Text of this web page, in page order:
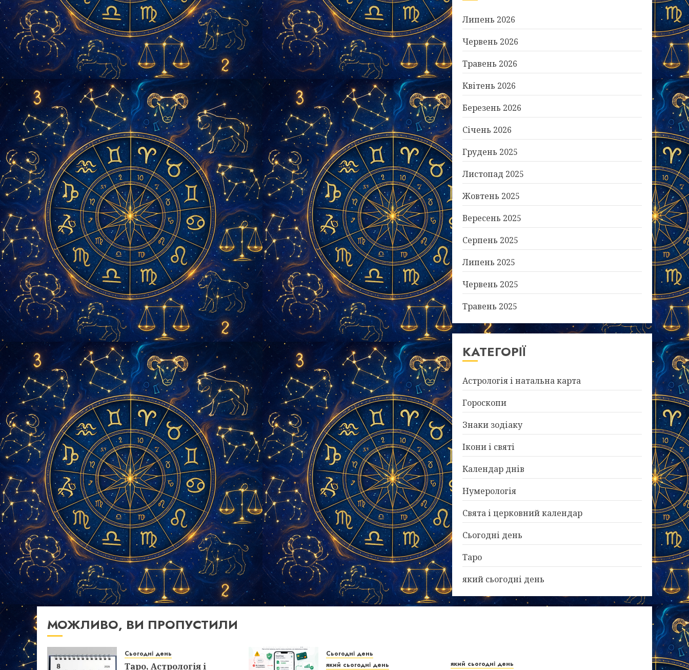
Липень 2026
Червень 2026
Травень 2026
Квітень 2026
Березень 2026
Січень 2026
Грудень 2025
Листопад 2025
Жовтень 2025
Вересень 2025
Серпень 2025
Липень 2025
Червень 2025
Травень 2025
КАТЕГОРІЇ
Астрологія і натальна карта
Гороскопи
Знаки зодіаку
Ікони і святі
Календар днів
Нумерологія
Свята і церковний календар
Сьогодні день
Таро
який сьогодні день
МОЖЛИВО, ВИ ПРОПУСТИЛИ
Сьогодні день
Таро, Астрологія і
Сьогодні день
який сьогодні день
який сьогодні день